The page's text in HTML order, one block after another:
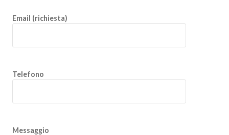
Email (richiesta)
Telefono
Messaggio